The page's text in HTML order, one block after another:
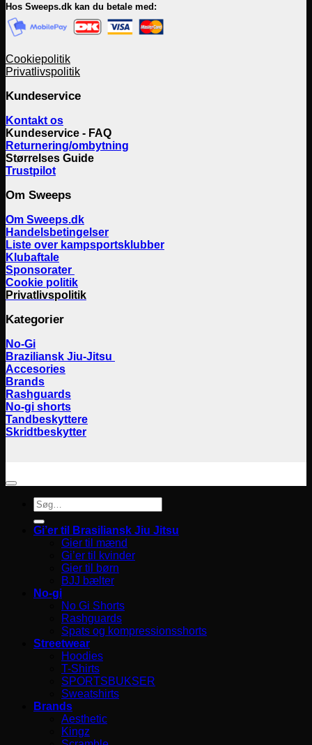
Hos Sweeps.dk kan du betale med:
Cookiepolitik
Privatlivspolitik
Kundeservice
Kontakt os
Kundeservice - FAQ
Returnering/ombytning
Størrelses Guide
Trustpilot
Om Sweeps
Om Sweeps.dk
Handelsbetingelser
Liste over kampsportsklubber
Klubaftale
Sponsorater
Cookie politik
Privatlivspolitik
Kategorier
No-Gi
Braziliansk Jiu-Jitsu
Accesories
Brands
Rashguards
No-gi shorts
Tandbeskyttere
Skridtbeskytter
Søg
efter:
Gi’er til Brasiliansk Jiu Jitsu
Gier til mænd
Gi’er til kvinder
Gier til børn
BJJ bælter
No-gi
No Gi Shorts
Rashguards
Spats og kompressionsshorts
Streetwear
Hoodies
T-Shirts
SPORTSBUKSER
Sweatshirts
Brands
Aesthetic
Kingz